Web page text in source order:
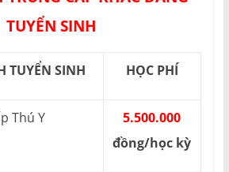
TUYỂN SINH
TUYỂN SINH HỌC PHÍ
Thú Y
5.500.000
đồng/học kỳ